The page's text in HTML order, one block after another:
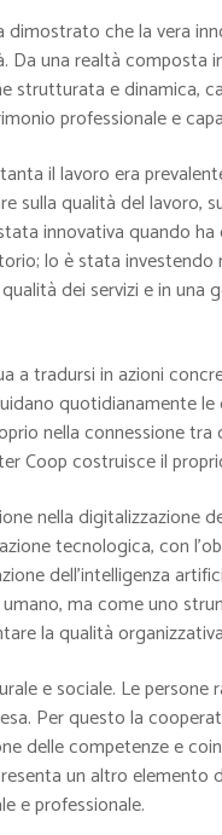
che la vera
Da una realtà composta
strutturata e dinamica,
professionale e
il lavoro era
sulla qualità del lavoro,
innovativa quando
lo è stata investendo
dei servizi e in una
tradursi in azioni
quotidianamente
nella connessione
Coop costruisce il
nella digitalizzazione
tecnologica, con
dell’intelligenza
ma come uno
la qualità
e sociale. Le
Per questo la
delle competenze e
un altro
e professionale.